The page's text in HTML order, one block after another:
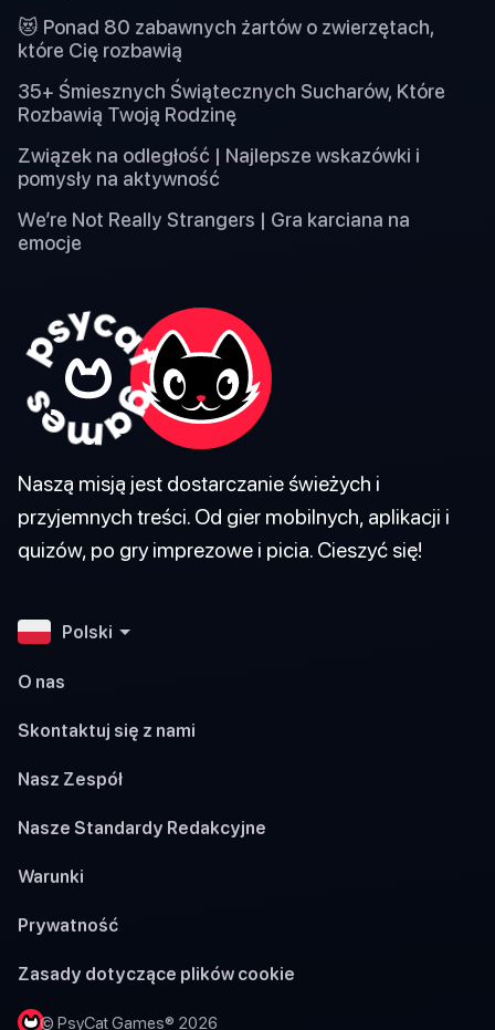
😻 Ponad 80 zabawnych żartów o zwierzętach,
które Cię rozbawią
35+ Śmiesznych Świątecznych Sucharów, Które
Rozbawią Twoją Rodzinę
Związek na odległość | Najlepsze wskazówki i
pomysły na aktywność
We’re Not Really Strangers | Gra karciana na
emocje
Naszą misją jest dostarczanie świeżych i
przyjemnych treści. Od gier mobilnych, aplikacji i
quizów, po gry imprezowe i picia. Cieszyć się!
Polski
O nas
Skontaktuj się z nami
Nasz Zespół
Nasze Standardy Redakcyjne
Warunki
Prywatność
Zasady dotyczące plików cookie
© PsyCat Games® 2026